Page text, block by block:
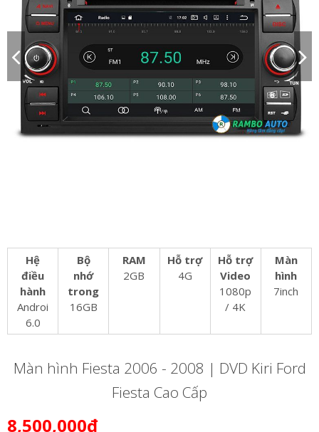
Hệ
điều
hành
Androi
6.0
Bộ
nhớ
trong
16GB
RAM
2GB
Hỗ trợ
4G
Hỗ trợ
Video
1080p
/ 4K
Màn
hình
7inch
Màn hình Fiesta 2006 - 2008 | DVD Kiri Ford
Fiesta Cao Cấp
8,500,000₫